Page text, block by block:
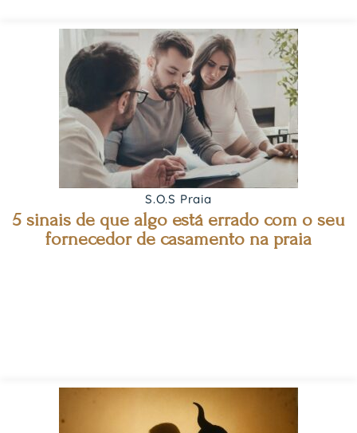
S.O.S Praia
5 sinais de que algo está errado com o seu
fornecedor de casamento na praia